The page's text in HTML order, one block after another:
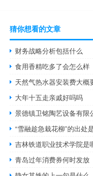
猜你想看的文章
财务战略分析包括什么
食用香精吃多了会怎么样
天然气热水器安装费大概
大年十五走亲戚好吗吗
“雪融趁急栽花柳”的出处
吉林铁道职业技术学院是
青岛过年消费券何时发放